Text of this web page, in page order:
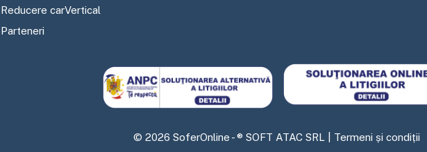
Reducere carVertical
Parteneri
© 2026 SoferOnline - ® SOFT ATAC SRL | Termeni și condiții